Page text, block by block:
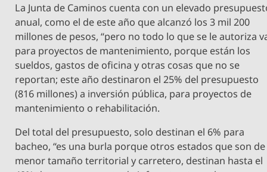
La Junta de Caminos cuenta con un elevado
anual, como el de este año que alcanzó los 3 mil 200
millones de pesos, “pero no todo lo que se le autoriza
para proyectos de mantenimiento, porque están los
sueldos, gastos de oficina y otras cosas que no se
reportan; este año destinaron el 25% del presupuesto
(816 millones) a inversión pública, para proyectos de
mantenimiento o rehabilitación.
Del total del presupuesto, solo destinan el 6% para
bacheo, “es una burla porque otros estados que son de
menor tamaño territorial y carretero, destinan hasta el